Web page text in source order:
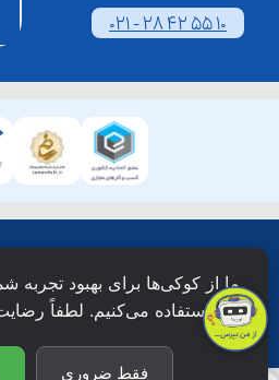
021 - 28 42 55 10
دانش نویان
ما از کوکی‌ها برای بهبود تجربه
استفاده می‌کنیم. لطفاً
فقط ضروری